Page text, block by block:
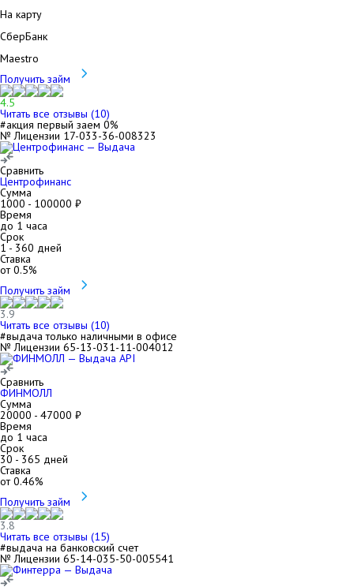
На карту
СберБанк
Maestro
Получить займ
4.5
Читать все отзывы (10)
#акция первый заем 0%
№ Лицензии 17-033-36-008323
Сравнить
Центрофинанс
Сумма
1000 - 100000 ₽
Время
до 1 часа
Срок
1- 360 дней
Ставка
от0.5%
Получить займ
3.9
Читать все отзывы (10)
#выдача только наличными в офисе
№ Лицензии 65-13-031-11-004012
Сравнить
ФИНМОЛЛ
Сумма
20000 - 47000 ₽
Время
до 1 часа
Срок
30 - 365 дней
Ставка
от0.46%
Получить займ
3.8
Читать все отзывы (15)
#выдача на банковский счет
№ Лицензии 65-14-035-50-005541